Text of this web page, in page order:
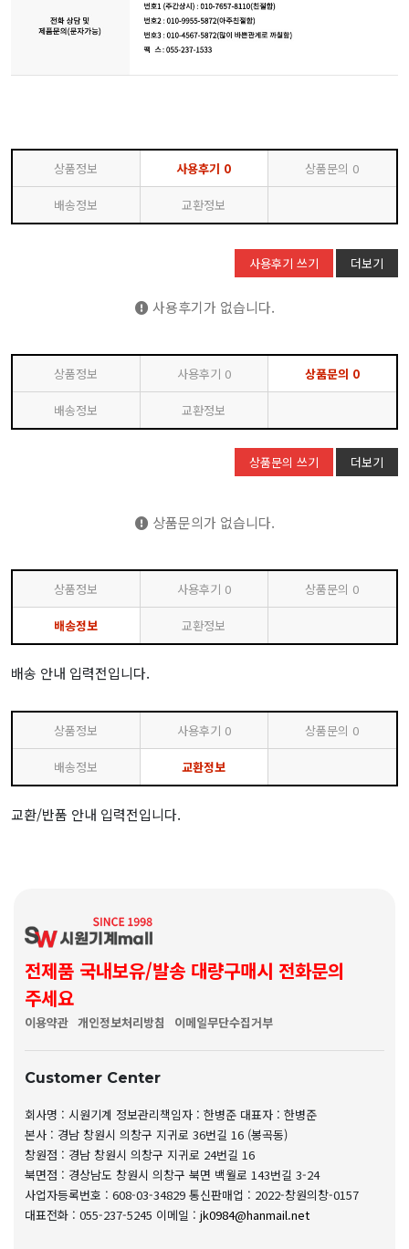
상품정보 사용후기 0 상품문의 0
배송정보 교환정보
사용후기 쓰기 더보기
사용후기가 없습니다.
상품정보 사용후기 0 상품문의 0
배송정보 교환정보
상품문의 쓰기 더보기
상품문의가 없습니다.
상품정보 사용후기 0 상품문의 0
배송정보 교환정보
배송 안내 입력전입니다.
상품정보 사용후기 0 상품문의 0
배송정보 교환정보
교환/반품 안내 입력전입니다.
전제품 국내보유/발송 대량구매시 전화문의
주세요
이용약관 개인정보처리방침 이메일무단수집거부
Customer Center
회사명 : 시원기계 정보관리책임자 : 한병준 대표자 : 한병준
본사 : 경남 창원시 의창구 지귀로 36번길 16 (봉곡동)
창원점 : 경남 창원시 의창구 지귀로 24번길 16
북면점 : 경상남도 창원시 의창구 북면 백월로 143번길 3-24
사업자등록번호 : 608-03-34829 통신판매업 : 2022-창원의창-0157
대표전화 : 055-237-5245 이메일 : jk0984@hanmail.net